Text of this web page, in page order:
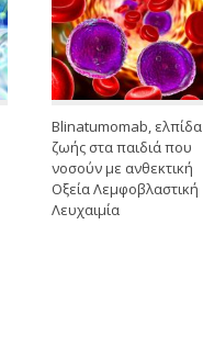
Blinatumomab, ελπίδα
ζωής στα παιδιά που
νοσούν με ανθεκτική
Οξεία Λεμφοβλαστική
Λευχαιμία